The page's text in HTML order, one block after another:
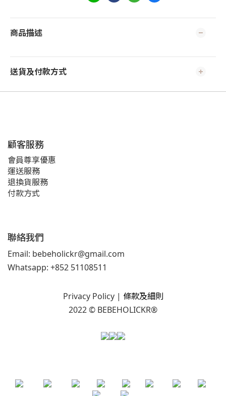
商品描述
送貨及付款方式
顧客服務
會員尊享優惠
運送服務
退換貨服務
付款方式
聯絡我們
Email: bebeholickr@gmail.com
Whatsapp: +852 51108511
Privacy Policy| 條款及細則
2022 © BEBEHOLICKR®